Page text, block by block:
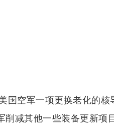
国空军一项更换老化的
减其他一些装备更新项